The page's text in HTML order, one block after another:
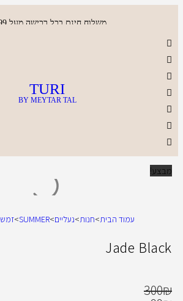
משלוח חינם בכל רכישה מעל 199 ₪
TURI
BY MEYTAR TAL
מבצע!
עמוד הבית>חנות>נעליים>
SUMMER
>זמש
Jade Black
300₪